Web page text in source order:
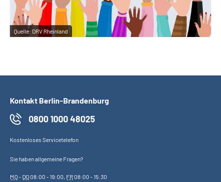
Quelle: DRV Rheinland
Kontakt Berlin-Brandenburg
0800 1000 48025
Kostenloses Servicetelefon
Sie haben allgemeine Fragen?
MO- DO08:00 - 19:00, FR08:00 - 15:30